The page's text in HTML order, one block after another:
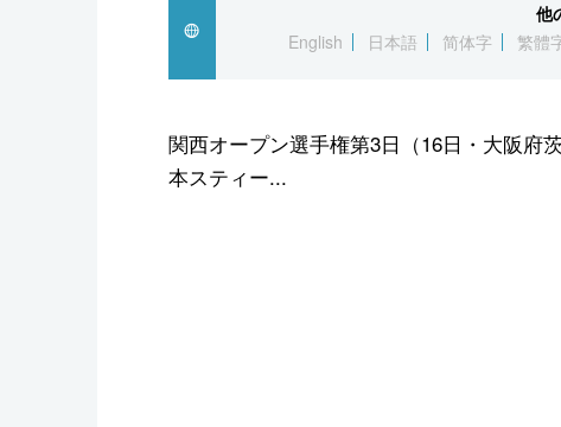
スポーツ・東京2020
他
English
日本語 简体字 繁體
関西オープン選手権第3日（16日・大阪府
本スティー...